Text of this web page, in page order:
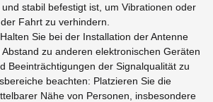
stabil befestigt ist, um Vibrationen oder
Fahrt zu verhindern.
Sie bei der Installation der Antenne
zu anderen elektronischen Geräten
Beeinträchtigungen der Signalqualität zu
beachten: Platzieren Sie die
Nähe von Personen, insbesondere